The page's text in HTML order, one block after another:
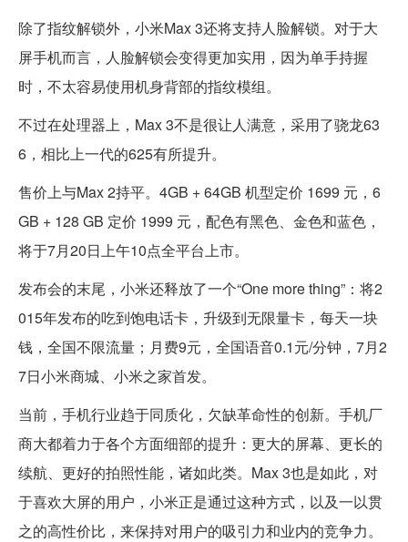
除了指纹解锁外，小米Max 3还将支持人脸解锁。对于大
屏手机而言，人脸解锁会变得更加实用，因为单手持握
时，不太容易使用机身背部的指纹模组。
不过在处理器上，Max 3不是很让人满意，采用了骁龙63
6，相比上一代的625有所提升。
售价上与Max 2持平。4GB + 64GB 机型定价 1699 元，6
GB + 128 GB 定价 1999 元，配色有黑色、金色和蓝色，
将于7月20日上午10点全平台上市。
发布会的末尾，小米还释放了一个“One more thing”：将2
015年发布的吃到饱电话卡，升级到无限量卡，每天一块
钱，全国不限流量；月费9元，全国语音0.1元/分钟，7月2
7日小米商城、小米之家首发。
当前，手机行业趋于同质化，欠缺革命性的创新。手机厂
商大都着力于各个方面细部的提升：更大的屏幕、更长的
续航、更好的拍照性能，诸如此类。Max 3也是如此，对
于喜欢大屏的用户，小米正是通过这种方式，以及一以贯
之的高性价比，来保持对用户的吸引力和业内的竞争力。